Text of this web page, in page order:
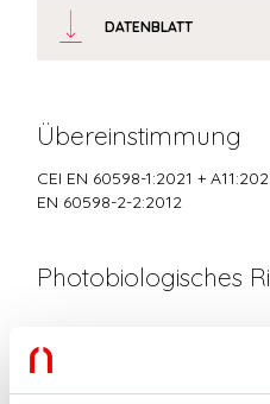
DATENBLATT
Übereinstimmung
CEI EN 60598-1:2021 +
EN 60598-2-2:2012
Photobiologisches
Zertifiziertes Gerät in der RISIKO-
Übereinstimmung mit der